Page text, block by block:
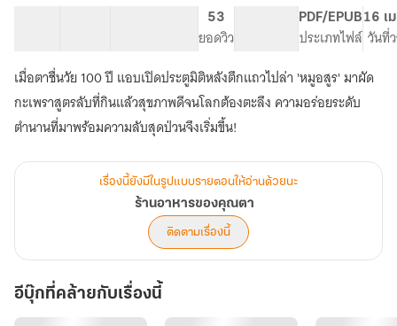
อาหาร
ของ
คุณ
ตา
53
ยอดวิว
PDF/EPUB
ประเภทไฟล์
16 เ
วันที่
เมื่อตาชื่นวัย 100 ปี แอบเปิดประตูมิติหลังตึกแถวไปล่า 'หมูอสูร' มาผัด
กะเพราสูตรลับที่กินแล้วสุขภาพดีจนโลกต้องตะลึง ความอร่อยระดับ
ตำนานที่มาพร้อมความลับสุดป่วนจึงเริ่มขึ้น!
เรื่องนี้ยังมีในรูปแบบรายตอนให้อ่านด้วยนะ
ร้านอาหารของคุณตา
ติดตามเรื่องนี้
อีบุ๊กที่คล้ายกับเรื่องนี้